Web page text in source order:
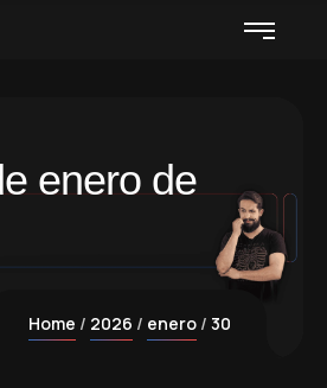
enero de
Home 2026 enero 30